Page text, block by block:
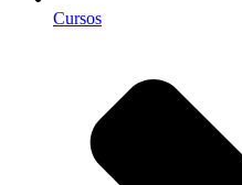
Cursos